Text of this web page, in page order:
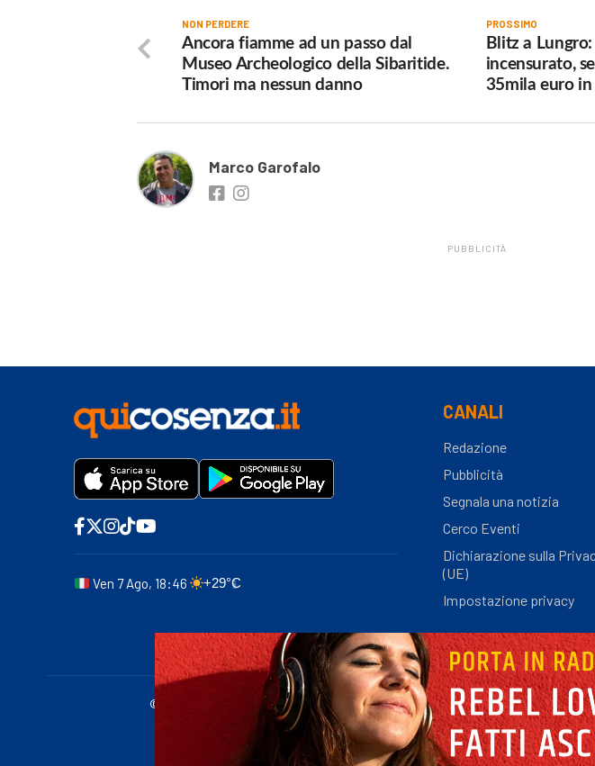
PROSSIMO
Blitz a
incensurato,
35mila euro
NON PERDERE
Ancora fiamme ad un passo dal
Museo Archeologico della Sibaritide.
Timori ma nessun danno
Marco Garofalo
PUBBLICITÀ
Ven 7 Ago, 18:46 +29°C
CANALI
Redazione
Pubblicità
Segnala una notizia
Cerco Eventi
Dichiarazione sulla
(UE)
Impostazione privacy
© 2011-2025 quicosenza.it - Tribunale di Cosenza Registro Stampa n.9/2012 -